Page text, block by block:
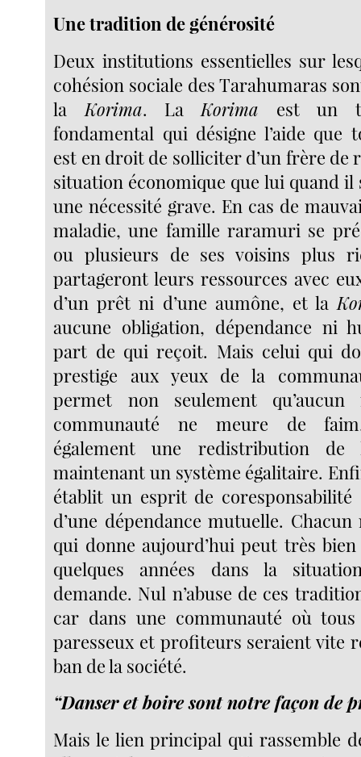
Une tradition de générosité
Deux institutions essentielles sur
cohésion sociale des Tarahumaras
la Korima. La Korima est un
fondamental qui désigne l’aide que
est en droit de solliciter d’un frère de
situation économique que lui quand il
une nécessité grave. En cas de
maladie, une famille raramuri se
ou plusieurs de ses voisins plus
partageront leurs ressources avec
d’un prêt ni d’une aumône, et la
aucune obligation, dépendance ni
part de qui reçoit. Mais celui qui
prestige aux yeux de la
permet non seulement
communauté ne meure de
également une redistribution
maintenant un système égalitaire.
établit un esprit de coresponsabilité
d’une dépendance mutuelle.
qui donne aujourd’hui peut très
quelques années dans la
demande. Nul n’abuse de ces
car dans une communauté où tous
paresseux et profiteurs seraient vite
ban de la société.
“Danser et boire sont notre façon de
Mais le lien principal qui rassemble